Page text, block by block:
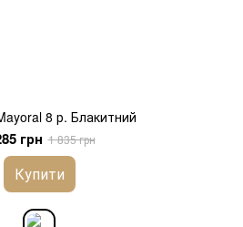
8 р. Блакитний
грн 1 835 грн
Купити